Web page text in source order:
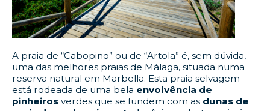
A praia de “Cabopino” ou de “Artola” é, sem dúvida,
uma das melhores praias de Málaga, situada numa
reserva natural em Marbella. Esta praia selvagem
está rodeada de uma bela envolvência de
pinheiros verdes que se fundem com as dunas de